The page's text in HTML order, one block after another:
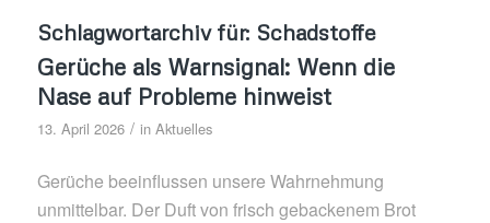
Schlagwortarchiv für: Schadstoffe
Gerüche als Warnsignal: Wenn die
Nase auf Probleme hinweist
13. April 2026 / in Aktuelles
Gerüche beeinflussen unsere Wahrnehmung
unmittelbar. Der Duft von frisch gebackenem Brot